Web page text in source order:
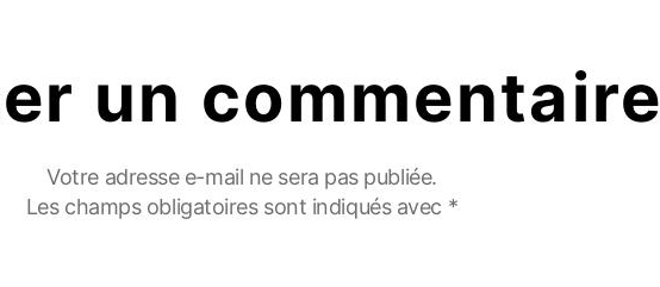
un commentaire
Votre adresse e-mail ne sera pas publiée.
Les champs obligatoires sont indiqués avec *